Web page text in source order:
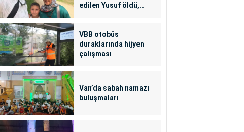
edilen Yusuf öldü,
VBB otobüs
duraklarında hijyen
çalışması
Van’da sabah namazı
buluşmaları